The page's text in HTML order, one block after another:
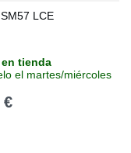
LCE
tienda
el martes/miércoles
€